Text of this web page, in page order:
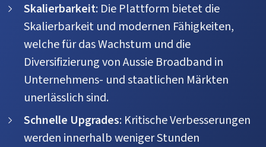
Skalierbarkeit: Die Plattform bietet die
Skalierbarkeit und modernen Fähigkeiten,
welche für das Wachstum und die
Diversifizierung von Aussie Broadband in
Unternehmens- und staatlichen Märkten
unerlässlich sind.
Schnelle Upgrades: Kritische Verbesserungen
werden innerhalb weniger Stunden